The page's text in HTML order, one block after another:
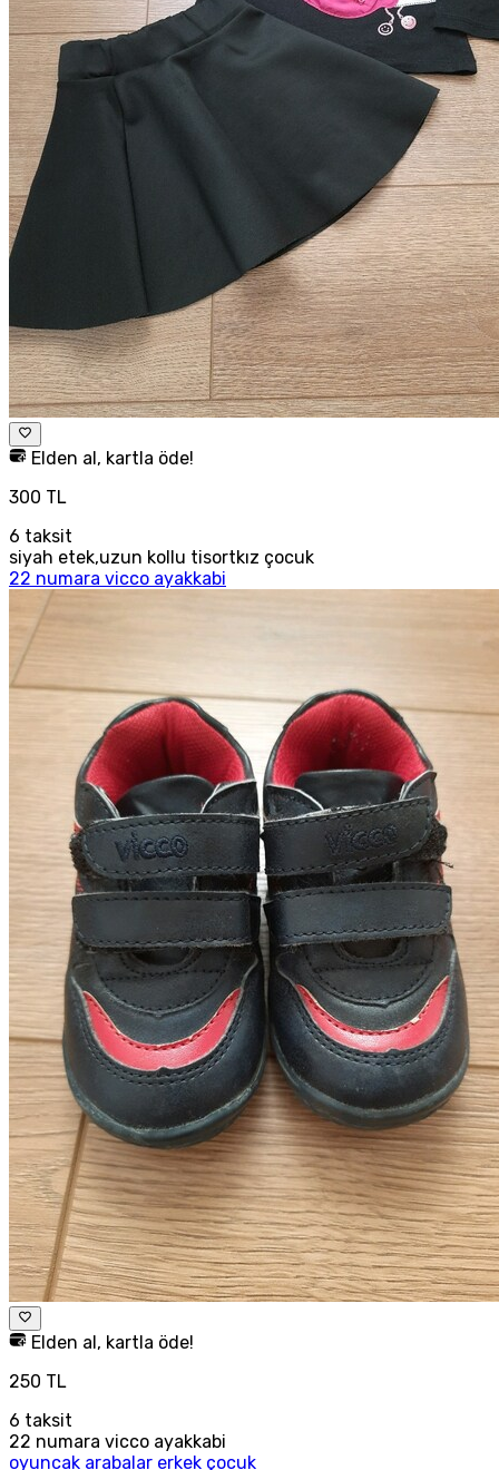
Elden al, kartla öde!
300 TL
6 taksit
siyah etek,uzun kollu tisortkız çocuk
22 numara vicco ayakkabi
Elden al, kartla öde!
250 TL
6 taksit
22 numara vicco ayakkabi
oyuncak arabalar erkek çocuk